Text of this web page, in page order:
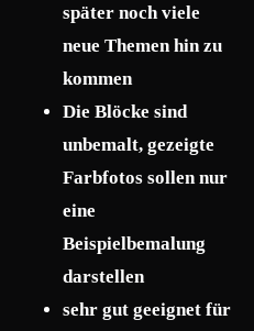
später noch viele
neue Themen hin zu
kommen
Die Blöcke sind
unbemalt, gezeigte
Farbfotos sollen nur
eine
Beispielbemalung
darstellen
sehr gut geeignet für